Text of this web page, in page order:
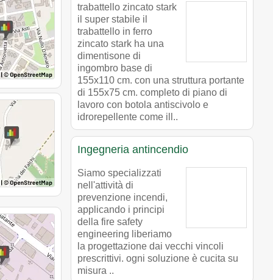
trabattello zincato stark
il super stabile il
trabattello in ferro
zincato stark ha una
dimentisone di
ingombro base di
155x110 cm. con una struttura portante
di 155x75 cm. completo di piano di
lavoro con botola antiscivolo e
idrorepellente come ill..
Ingegneria antincendio
Siamo specializzati
nell'attività di
prevenzione incendi,
applicando i principi
della fire safety
engineering liberiamo
la progettazione dai vecchi vincoli
prescrittivi. ogni soluzione è cucita su
misura ..